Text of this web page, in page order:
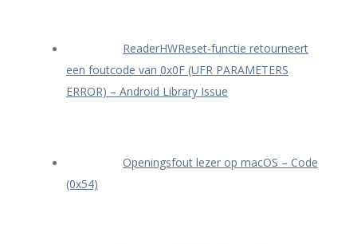
ReaderHWReset-functie retourneert
een foutcode van 0x0F (UFR PARAMETERS
ERROR) – Android Library Issue
Openingsfout lezer op macOS – Code
(0x54)